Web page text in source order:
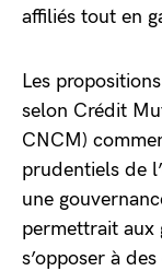
affiliés tout en
Les
selon Crédit
CNCM)
prudentiels de
une
permettrait aux
s’opposer à